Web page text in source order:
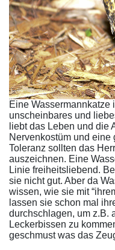
Eine Wassermannkatze
unscheinbares und
liebt das Leben und die
Nervenkostüm und
Toleranz sollten das
auszeichnen. Eine
Linie freiheitsliebend.
sie nicht gut. Aber da
wissen, wie sie mit
lassen sie schon mal
durchschlagen, um z.B.
Leckerbissen zu
geschmust was das